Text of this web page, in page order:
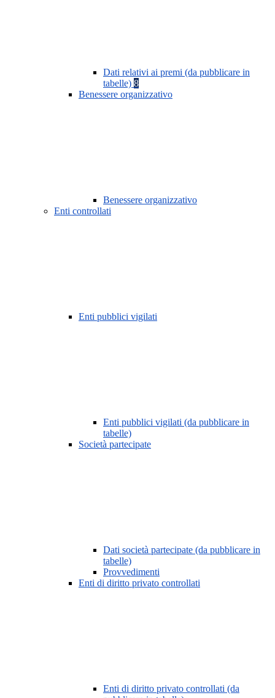
Dati relativi ai premi (da pubblicare in
tabelle) 8
Benessere organizzativo
Benessere organizzativo
Enti controllati
Enti pubblici vigilati
Enti pubblici vigilati (da pubblicare in
tabelle)
Società partecipate
Dati società partecipate (da pubblicare in
tabelle)
Provvedimenti
Enti di diritto privato controllati
Enti di diritto privato controllati (da